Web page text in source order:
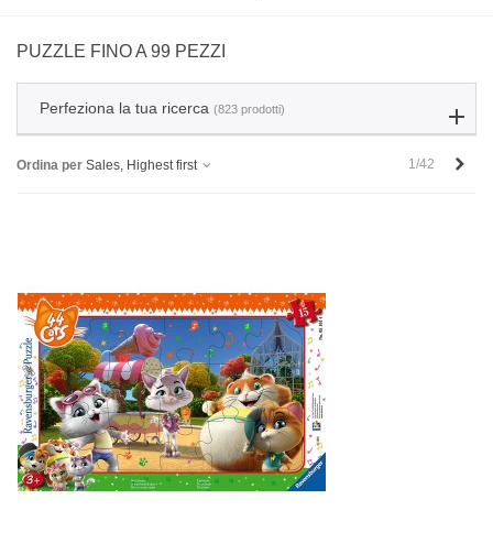
PUZZLE FINO A 99 PEZZI
Perfeziona la tua ricerca (823 prodotti)
Ordina per Sales, Highest first 1/42